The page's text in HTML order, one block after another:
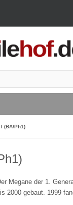
(BA/Ph1)
Megane der 1.
2000 gebaut. 1999